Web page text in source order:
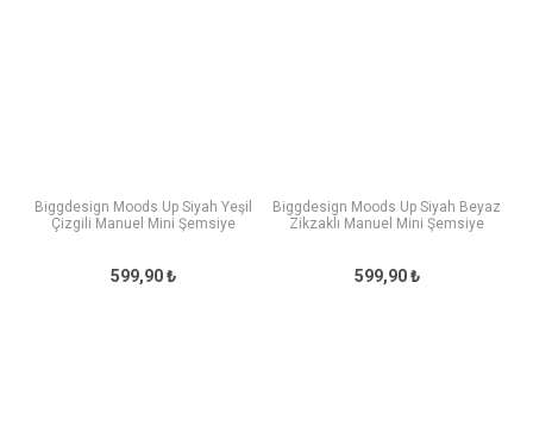
Biggdesign Moods Up Siyah Yeşil
Çizgili Manuel Mini Şemsiye
599,90 ₺
Biggdesign Moods Up Siyah Beyaz
Zikzaklı Manuel Mini Şemsiye
599,90 ₺